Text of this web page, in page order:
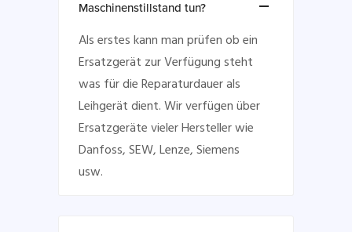
Maschinenstillstand tun?
Als erstes kann man prüfen ob ein
Ersatzgerät zur Verfügung steht
was für die Reparaturdauer als
Leihgerät dient. Wir verfügen über
Ersatzgeräte vieler Hersteller wie
Danfoss, SEW, Lenze, Siemens
usw.